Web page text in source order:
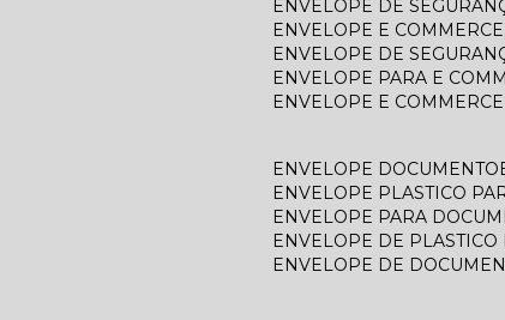
ENVELOPE DE
ENVELOPE E
ENVELOPE DE
ENVELOPE PARA E
ENVELOPE E COMMERCE
ENVELOPE DOCUMENTO
ENVELOPE PLASTICO
ENVELOPE PARA
ENVELOPE DE
ENVELOPE DE